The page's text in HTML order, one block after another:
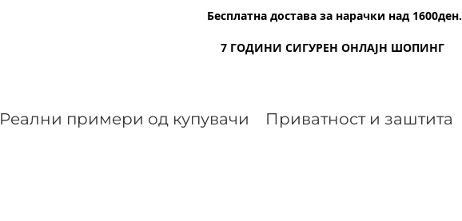
Бесплатна достава за нарачки над 1600ден.
7 ГОДИНИ СИГУРЕН ОНЛАЈН ШОПИНГ
Реални примери од купувачи Приватност и заштита